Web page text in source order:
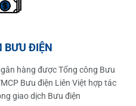
BƯU ĐIỆN
hàng được Tổng công Bưu
Bưu điện Liên Việt hợp tác
giao dịch Bưu điện